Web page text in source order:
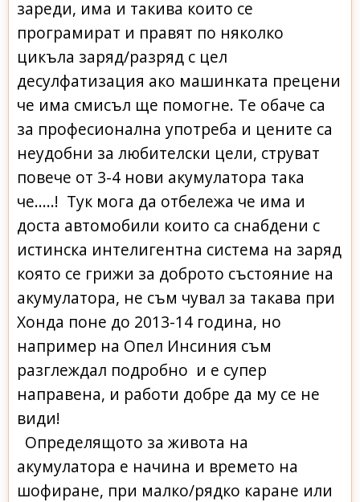
зареди, има и такива които се
програмират и правят по няколко
цикъла заряд/разряд с цел
десулфатизация ако машинката прецени
че има смисъл ще помогне. Те обаче са
за професионална употреба и цените са
неудобни за любителски цели, струват
повече от 3-4 нови акумулатора така
че.....! Тук мога да отбележа че има и
доста автомобили които са снабдени с
истинска интелигентна система на заряд
която се грижи за доброто състояние на
акумулатора, не съм чувал за такава при
Хонда поне до 2013-14 година, но
например на Опел Инсиния съм
разглеждал подробно и е супер
направена, и работи добре да му се не
види!
Определящото за живота на
акумулатора е начина и времето на
шофиране, при малко/рядко каране или